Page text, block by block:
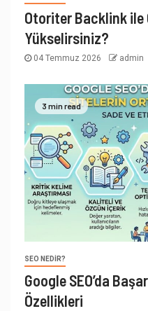
Otoriter Backlink ile
Yükselirsiniz?
04 Temmuz 2026 admin
3 min read
SEO NEDIR?
Google SEO’da
Özellikleri